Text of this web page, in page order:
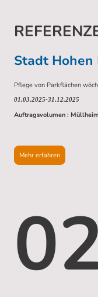
Stadt
Pflege von Parkflächen
01.03.2025-31.12.2025
Auftragsvolumen :
Mehr erfahren